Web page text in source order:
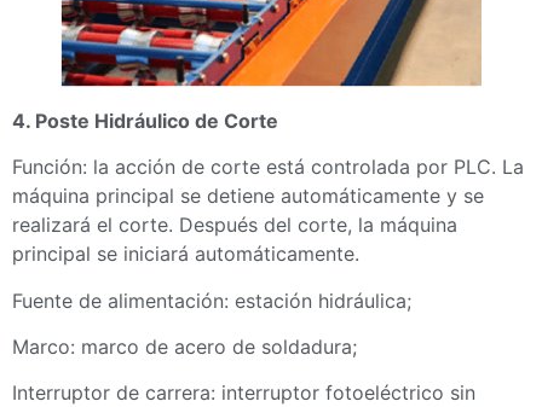
4. Poste Hidráulico de Corte
Función: la acción de corte está controlada por PLC. La
máquina principal se detiene automáticamente y se
realizará el corte. Después del corte, la máquina
principal se iniciará automáticamente.
Fuente de alimentación: estación hidráulica;
Marco: marco de acero de soldadura;
Interruptor de carrera: interruptor fotoeléctrico sin